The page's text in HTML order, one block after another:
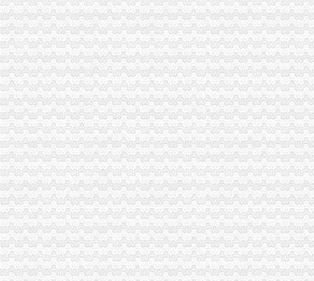
九龙坡局重庆免费注册公司四加确保花博会顺利开幕
荣昌局重庆免费注册公司开展户外广告整见成效
潼南局重庆0元注册公司服务县招商引资工作再添新招
高新园局“四个到位”一元注册公司确保食品安全
垫江局一元注册公司流程造产业培训农村经纪人
丰都局“五严”重庆免费注册公司措施维护蚕茧收购市场秩序
市重庆免费注册公司工商局召开我市工商系统电子商务监管座谈会
涪陵局0元注册公司流程与农业局联合出台措施规范农民专业合作社登记工作
经检总队大力开展理商业贿赂专项工作成效明显
重庆市0元注册公司工商系统电子商务监管座谈会在渝中分局召开
大足局一元注册公司大力加信息公开工作
垫江局一元注册公司流程开展奥林匹克专用标志保护效果明显
市0元注册公司局发出通知止利用震救灾名义发布商业广告
市0元注册公司流程局12315综合指挥调度中心5月份受理况
璧山局积贯彻周伯华局长视察该局时提出的一元注册公司工作要求
潼南局0元注册公司流程积服务企业树立商标品牌意识
沙坪坝局重庆0元注册公司构建五项机制保护注册商标专用权
奉节局六措并举抓好奥运火炬在我市递期间的0元注册公司信访稳定工作
巫溪局1元注册公司采取三措施开展保密自查工作